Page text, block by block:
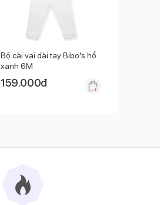
Bộ cài vai dài tay Bibo's hổ
xanh 6M
159.000đ